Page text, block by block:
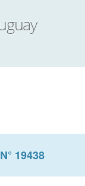
N° 19438